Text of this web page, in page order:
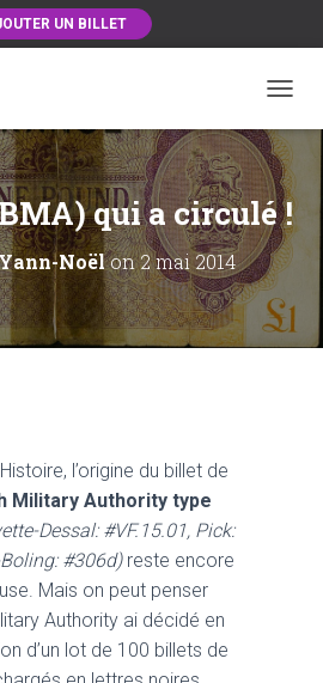
UN BILLET
qui a circulé !
Noëlon2 mai 2014
l’origine du billet de
Military Authority type
Dessal: #VF.15.01, Pick:
#306d)reste encore
Mais on peut penser
Authority ai décidé en
d’un lot de 100 billets de